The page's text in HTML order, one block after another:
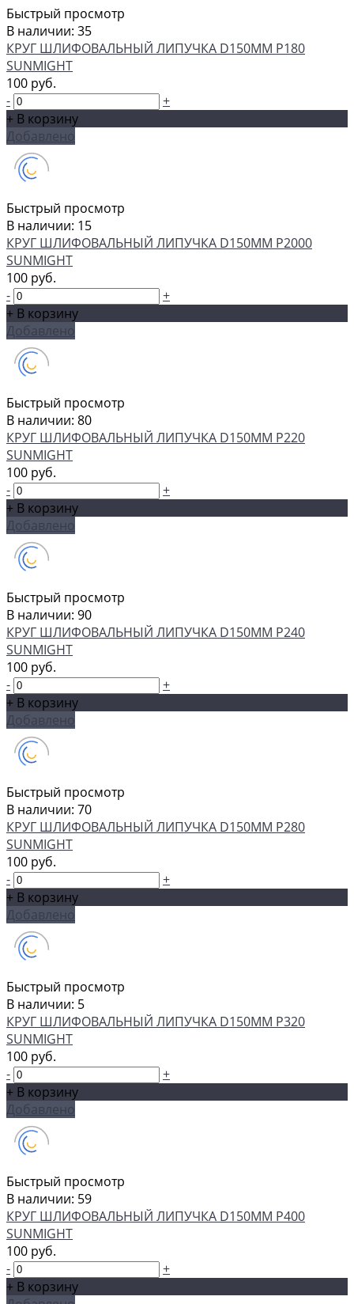
Быстрый просмотр
В наличии: 35
КРУГ ШЛИФОВАЛЬНЫЙ ЛИПУЧКА D150MM P180
SUNMIGHT
100 руб.
-
+
+ В корзину
Добавлено
Быстрый просмотр
В наличии: 15
КРУГ ШЛИФОВАЛЬНЫЙ ЛИПУЧКА D150MM P2000
SUNMIGHT
100 руб.
-
+
+ В корзину
Добавлено
Быстрый просмотр
В наличии: 80
КРУГ ШЛИФОВАЛЬНЫЙ ЛИПУЧКА D150MM P220
SUNMIGHT
100 руб.
-
+
+ В корзину
Добавлено
Быстрый просмотр
В наличии: 90
КРУГ ШЛИФОВАЛЬНЫЙ ЛИПУЧКА D150MM P240
SUNMIGHT
100 руб.
-
+
+ В корзину
Добавлено
Быстрый просмотр
В наличии: 70
КРУГ ШЛИФОВАЛЬНЫЙ ЛИПУЧКА D150MM P280
SUNMIGHT
100 руб.
-
+
+ В корзину
Добавлено
Быстрый просмотр
В наличии: 5
КРУГ ШЛИФОВАЛЬНЫЙ ЛИПУЧКА D150MM P320
SUNMIGHT
100 руб.
-
+
+ В корзину
Добавлено
Быстрый просмотр
В наличии: 59
КРУГ ШЛИФОВАЛЬНЫЙ ЛИПУЧКА D150MM P400
SUNMIGHT
100 руб.
-
+
+ В корзину